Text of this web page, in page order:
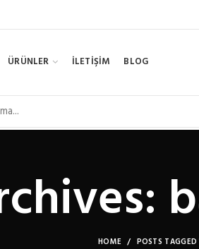
ÜRÜNLER İLETİŞİM BLOG
HOME POSTS